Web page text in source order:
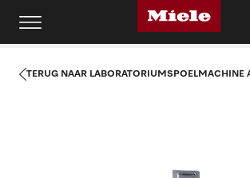
TERUG NAAR LABORATORIUMSPOELMACHINE